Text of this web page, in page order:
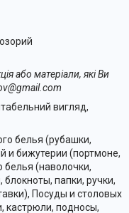
або матеріали, які Ви
вигляд,
белья (рубашки,
и бижутерии (портмоне,
белья (наволочки,
папки, ручки,
Посуды и столовых
кастрюли, подносы,